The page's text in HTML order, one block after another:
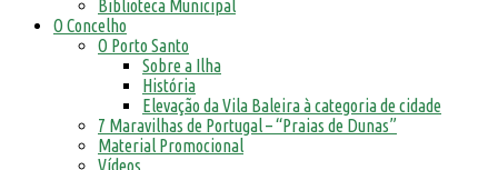
Biblioteca Municipal
O Concelho
O Porto Santo
Sobre a Ilha
História
Elevação da Vila Baleira à categoria de cidade
7 Maravilhas de Portugal – “Praias de Dunas”
Material Promocional
Vídeos